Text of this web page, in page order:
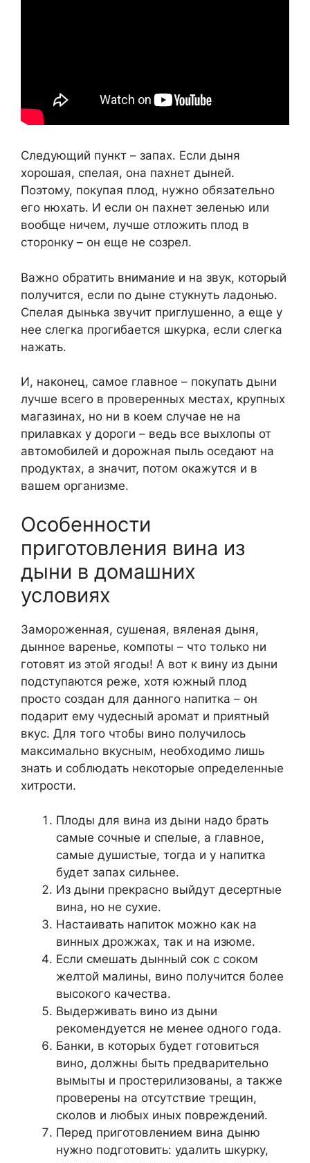
Следующий пункт – запах. Если дыня
хорошая, спелая, она пахнет дыней.
Поэтому, покупая плод, нужно обязательно
его нюхать. И если он пахнет зеленью или
вообще ничем, лучше отложить плод в
сторонку – он еще не созрел.
Важно обратить внимание и на звук, который
получится, если по дыне стукнуть ладонью.
Спелая дынька звучит приглушенно, а еще у
нее слегка прогибается шкурка, если слегка
нажать.
И, наконец, самое главное – покупать дыни
лучше всего в проверенных местах, крупных
магазинах, но ни в коем случае не на
прилавках у дороги – ведь все выхлопы от
автомобилей и дорожная пыль оседают на
продуктах, а значит, потом окажутся и в
вашем организме.
Особенности
приготовления вина из
дыни в домашних
условиях
Замороженная, сушеная, вяленая дыня,
дынное варенье, компоты – что только ни
готовят из этой ягоды! А вот к вину из дыни
подступаются реже, хотя южный плод
просто создан для данного напитка – он
подарит ему чудесный аромат и приятный
вкус. Для того чтобы вино получилось
максимально вкусным, необходимо лишь
знать и соблюдать некоторые определенные
хитрости.
Плоды для вина из дыни надо брать
самые сочные и спелые, а главное,
самые душистые, тогда и у напитка
будет запах сильнее.
Из дыни прекрасно выйдут десертные
вина, но не сухие.
Настаивать напиток можно как на
винных дрожжах, так и на изюме.
Если смешать дынный сок с соком
желтой малины, вино получится более
высокого качества.
Выдерживать вино из дыни
рекомендуется не менее одного года.
Банки, в которых будет готовиться
вино, должны быть предварительно
вымыты и простерилизованы, а также
проверены на отсутствие трещин,
сколов и любых иных повреждений.
Перед приготовлением вина дыню
нужно подготовить: удалить шкурку,